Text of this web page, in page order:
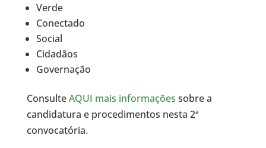
Verde
Conectado
Social
Cidadãos
Governação
ConsulteAQUI mais informações sobre a
candidatura e procedimentos nesta 2ª
convocatória.